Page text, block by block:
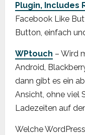
Plugin, Includes
Facebook Like
Button, einfach
WPtouch – Wird
Android,
dann gibt es ein
Ansicht, ohne viel
Ladezeiten auf
Welche